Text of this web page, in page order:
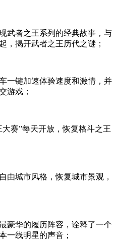
武者之王系列的经典故事，与
，揭开武者之王历代之谜；
一键加速体验速度和激情，并
游戏；
赛”每天开放，恢复格斗之王
由城市风格，恢复城市景观，
豪华的履历阵容，诠释了一个
一线明星的声音；